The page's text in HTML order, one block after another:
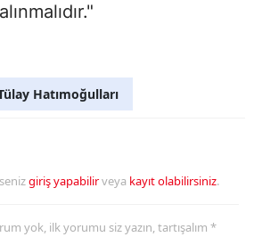
Hatımoğulları
giriş yapabilirveya kayıt olabilirsiniz.
yok, ilk yorumu siz yazın, tartışalım *